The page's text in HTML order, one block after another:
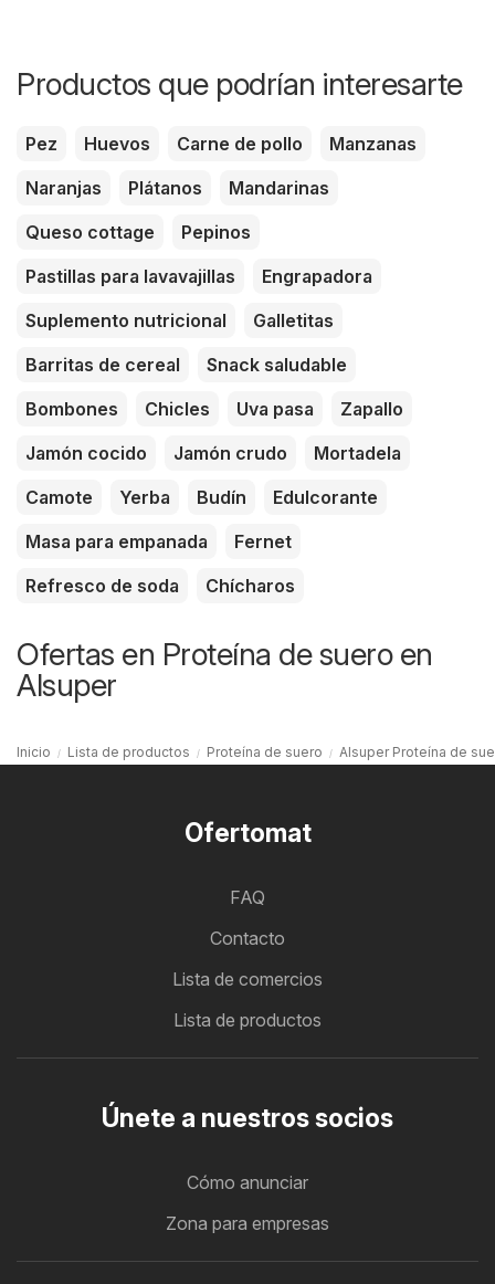
Productos que podrían interesarte
Pez Huevos Carne de pollo
Manzanas
Naranjas
Plátanos
Mandarinas
Queso cottage
Pepinos
Pastillas para lavavajillas
Engrapadora
Suplemento nutricional
Galletitas
Barritas de cereal
Snack saludable
Bombones
Chicles Uva pasa
Zapallo
Jamón cocido
Jamón crudo
Mortadela
Camote
Yerba Budín
Edulcorante
Masa para empanada
Fernet
Refresco de soda
Chícharos
Ofertas en Proteína de suero en
Alsuper
Inicio Lista de productos Proteína de suero Alsuper Proteína de
Ofertomat
FAQ
Contacto
Lista de comercios
Lista de productos
Únete a nuestros socios
Cómo anunciar
Zona para empresas